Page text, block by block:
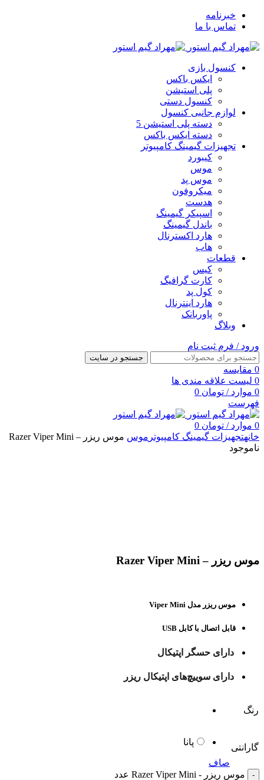
خبرنامه
تماس با ما
کنسول بازی
ایکس باکس
پلی استیشن
کنسول دستی
لوازم جانبی کنسول
دسته پلی استیشن 5
دسته ایکس باکس
تجهیزات گیمینگ کامپیوتر
کیبورد
موس
موس پد
میکروفون
هدست
اسپیکر گیمینگ
باندل گیمینگ
هارد اکسترنال
هاب
قطعات
کیس
کارت گرافیگ
کول پد
هارد اینترنال
پاوربانک
وبلاگ
ورود / فرم ثبت نام
جستجو در سایت
0 مقایسه
0 لیست علاقه مندی ها
0 موارد / تومان
فهرست
0 موارد / تومان
خانهتجهیزات گیمینگ کامپیوتر موس موس ریزر – Razer Viper Mini
ناموجود
موس ریزر – Razer Viper Mini
موس ریزر مدل Viper Mini
قابل اتصال با کابل USB
دارای حسگر اپتیکال
دارای سوییچ‌های اپتیکال ریزر
رنگ
گارانتی
پانا
صاف
موس ریزر - Razer Viper Mini عدد